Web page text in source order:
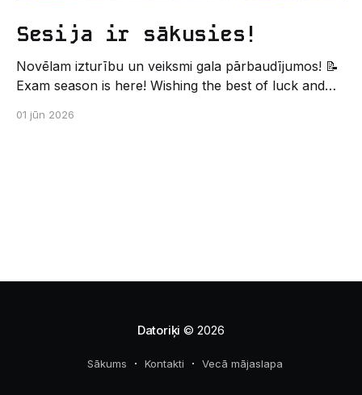
Sesija ir sākusies!
Novēlam izturību un veiksmi gala pārbaudījumos! 📝
Exam season is here! Wishing the best of luck and
pašpārvaldes komunikācijas virziens
01 jūn 2026
Datoriķi © 2026
Sākums Kontakti Vecā mājaslapa